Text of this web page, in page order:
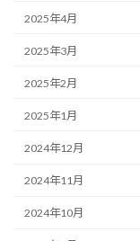
2025年4月
2025年3月
2025年2月
2025年1月
2024年12月
2024年11月
2024年10月